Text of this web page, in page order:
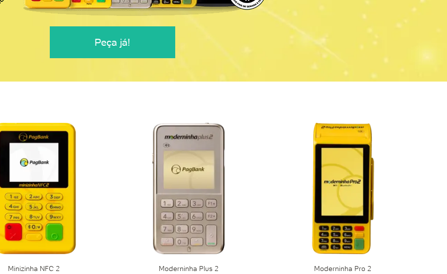
Peça já!
Minizinha NFC 2 Moderninha Plus 2 Moderninha Pro 2